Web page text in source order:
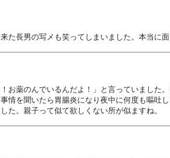
長男の写メも笑ってしまいました。本当に面
お薬のんでいるんだよ！」と言っていまし
情を聞いたら胃腸炎になり夜中に何度も嘔
た。親子って似て欲しくない所が似ますね。